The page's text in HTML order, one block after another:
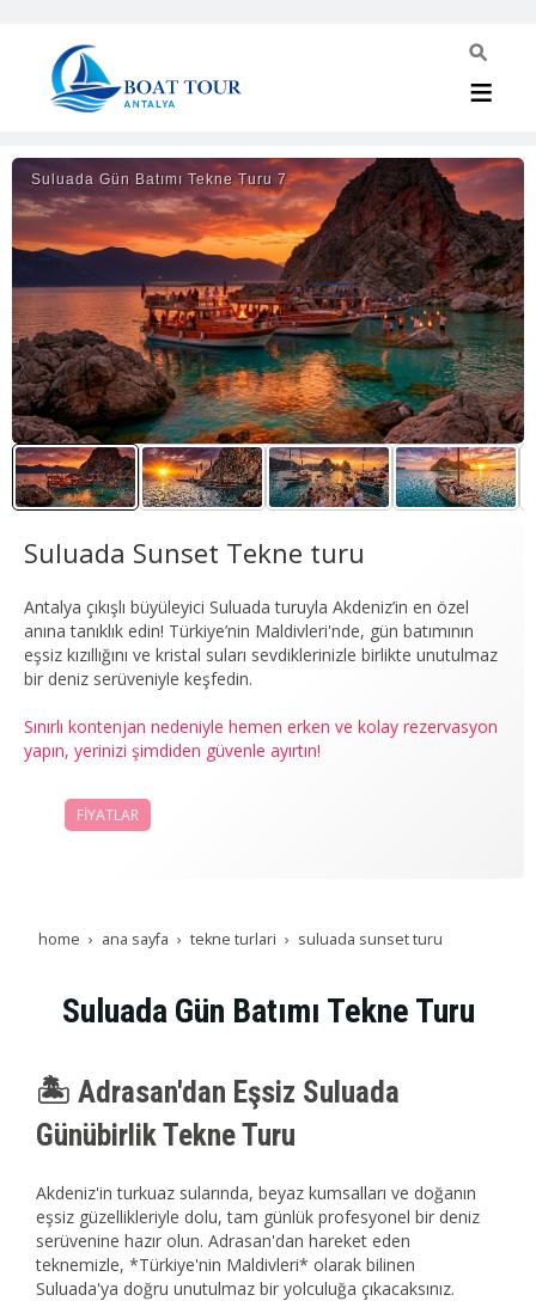
Suluada Gün Batımı Tekne Turu 7
Suluada Sunset Tekne turu
Antalya çıkışlı büyüleyici Suluada turuyla Akdeniz’in en özel
anına tanıklık edin! Türkiye’nin Maldivleri'nde, gün batımının
eşsiz kızıllığını ve kristal suları sevdiklerinizle birlikte unutulmaz
bir deniz serüveniyle keşfedin.
Sınırlı kontenjan nedeniyle hemen erken ve kolay rezervasyon
yapın, yerinizi şimdiden güvenle ayırtın!
FİYATLAR
home ana sayfa tekne turlari suluada sunset turu
Suluada Gün Batımı Tekne Turu
🏝️ Adrasan'dan Eşsiz Suluada
Günübirlik Tekne Turu
Akdeniz'in turkuaz sularında, beyaz kumsalları ve doğanın
eşsiz güzellikleriyle dolu, tam günlük profesyonel bir deniz
serüvenine hazır olun. Adrasan'dan hareket eden
teknemizle, *Türkiye'nin Maldivleri* olarak bilinen
Suluada'ya doğru unutulmaz bir yolculuğa çıkacaksınız.